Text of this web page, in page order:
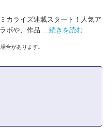
カライズ連載スタート！人気ア
ボや、作品
…続きを読む
合があります。